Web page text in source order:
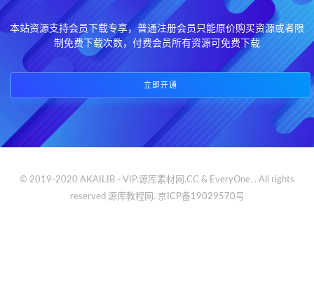
本站资源支持会员下载专享，普通注册会员只能原价购买资源或者限
制免费下载次数，付费会员所有资源可免费下载
立即开通
© 2019-2020 AKAILIB - VIP.源库素材网.CC & EveryOne. . All rights
reserved 源库教程网. 京ICP备19029570号